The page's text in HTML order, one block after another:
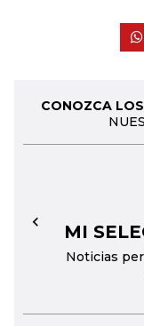
CONOZCA
MI
Noticias
←